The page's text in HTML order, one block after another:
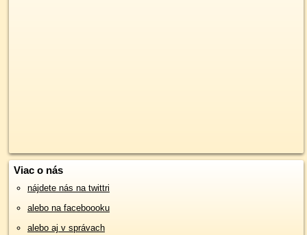
Viac o nás
nájdete nás na twittri
alebo na faceboooku
alebo aj v správach